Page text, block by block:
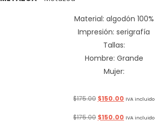
Material: algodón 100%
Impresión: serigrafía
Tallas:
Hombre: Grande
Mujer:
$175.00 Original
$150.00 Current
IVA incluido
$175.00 Original
$150.00 Current
IVA incluido